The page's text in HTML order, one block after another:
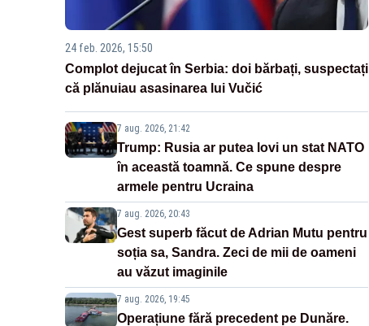
24 feb. 2026, 15:50
Complot dejucat în Serbia: doi bărbați, suspectați
că plănuiau asasinarea lui Vučić
7 aug. 2026, 21:42
Trump: Rusia ar putea lovi un stat NATO
în această toamnă. Ce spune despre
armele pentru Ucraina
7 aug. 2026, 20:43
Gest superb făcut de Adrian Mutu pentru
soția sa, Sandra. Zeci de mii de oameni
au văzut imaginile
7 aug. 2026, 19:45
Operațiune fără precedent pe Dunăre.